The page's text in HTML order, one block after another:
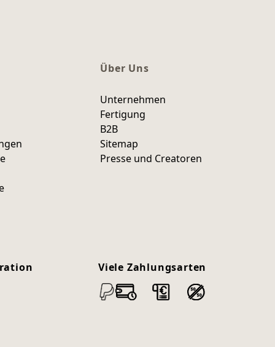
Über Uns
Unternehmen
Fertigung
B2B
Sitemap
Presse und Creatoren
Viele Zahlungsarten